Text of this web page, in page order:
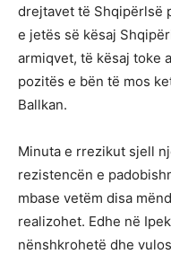
drejtavet të Shqipërlsë
e jetës së kësaj
armiqvet, të kësaj toke
pozitës e bën të mos
Ballkan.
Minuta e rrezikut sjell
rezistencën e
mbase vetëm disa
realizohet. Edhe në
nënshkrohetë dhe